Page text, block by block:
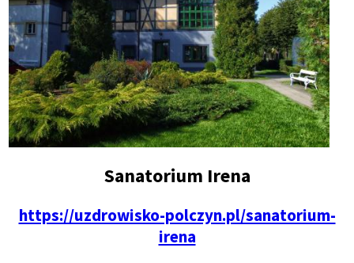
Sanatorium Irena
Otworzy
https://uzdrowisko-polczyn.pl/sanatorium-
irena